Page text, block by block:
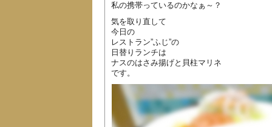
私の携帯っているのかなぁ～？
気を取り直して
今日の
レストラン”ふじ”の
日替りランチは
ナスのはさみ揚げと貝柱マリネ
です。